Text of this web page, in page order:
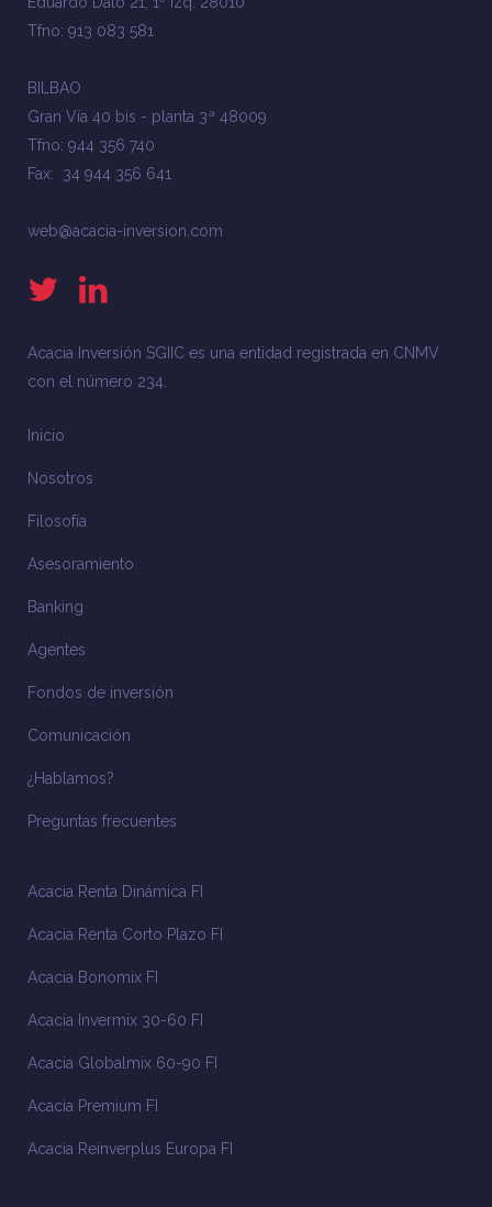
Tfno: 913 083 581
BILBAO
Gran Vía 40 bis - planta 3ª 48009
Tfno: 944 356 740
Fax: 34 944 356 641
web@acacia-inversion.com
Acacia Inversión SGIIC es una entidad registrada en CNMV
con el número 234.
Inicio
Nosotros
Filosofía
Asesoramiento
Banking
Agentes
Fondos de inversión
Comunicación
¿Hablamos?
Preguntas frecuentes
Acacia Renta Dinámica FI
Acacia Renta Corto Plazo FI
Acacia Bonomix FI
Acacia Invermix 30-60 FI
Acacia Globalmix 60-90 FI
Acacia Premium FI
Acacia Reinverplus Europa FI